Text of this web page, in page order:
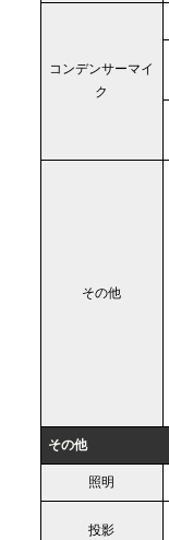
コンデンサーマイ
ク
その他
その他
照明
投影